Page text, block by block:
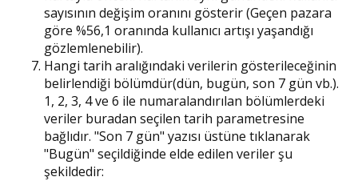
sayısının değişim oranını gösterir (Geçen pazara
göre %56,1 oranında kullanıcı artışı yaşandığı
gözlemlenebilir).
Hangi tarih aralığındaki verilerin gösterileceğinin
belirlendiği bölümdür(dün, bugün, son 7 gün vb.).
1, 2, 3, 4 ve 6 ile numaralandırılan bölümlerdeki
veriler buradan seçilen tarih parametresine
bağlıdır. "Son 7 gün" yazısı üstüne tıklanarak
"Bugün" seçildiğinde elde edilen veriler şu
şekildedir: